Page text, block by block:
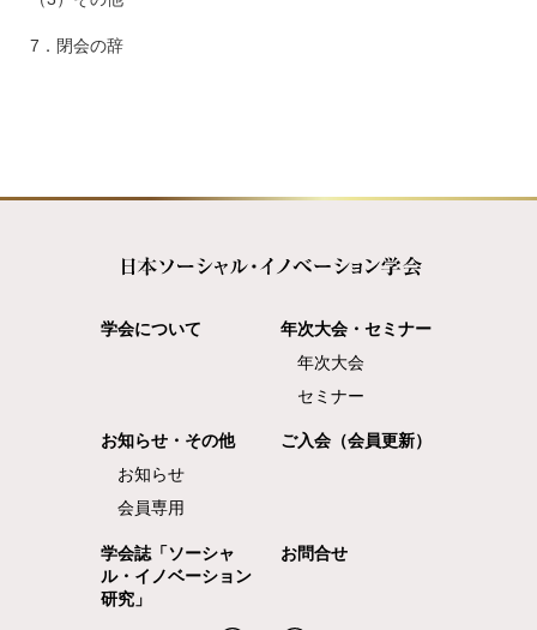
7．閉会の辞
学会について
年次大会・セミナー
年次大会
セミナー
お知らせ・その他
お知らせ
会員専用
ご入会（会員更新）
学会誌「ソーシャ
ル・イノベーション
研究」
お問合せ